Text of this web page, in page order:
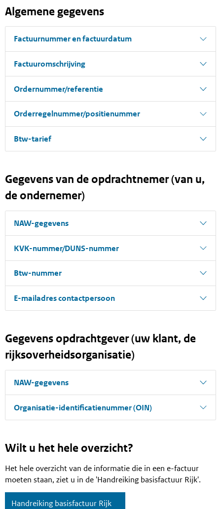
Algemene gegevens
Factuurnummer en factuurdatum
Factuuromschrijving
Ordernummer/referentie
Orderregelnummer/positienummer
Btw-tarief
Gegevens van de opdrachtnemer (van u,
de ondernemer)
NAW-gegevens
KVK-nummer/DUNS-nummer
Btw-nummer
E-mailadres contactpersoon
Gegevens opdrachtgever (uw klant, de
rijksoverheidsorganisatie)
NAW-gegevens
Organisatie-identificatienummer (OIN)
Wilt u het hele overzicht?
Het hele overzicht van de informatie die in een e-factuur
moeten staan, ziet u in de 'Handreiking basisfactuur Rijk'.
Handreiking basisfactuur Rijk